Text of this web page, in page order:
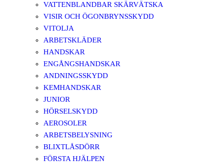
VATTENBLANDBAR SKÄRVÄTSKA
VISIR OCH ÖGONBRYNSSKYDD
VITOLJA
ARBETSKLÄDER
HANDSKAR
ENGÅNGSHANDSKAR
ANDNINGSSKYDD
KEMHANDSKAR
JUNIOR
HÖRSELSKYDD
AEROSOLER
ARBETSBELYSNING
BLIXTLÅSDÖRR
FÖRSTA HJÄLPEN